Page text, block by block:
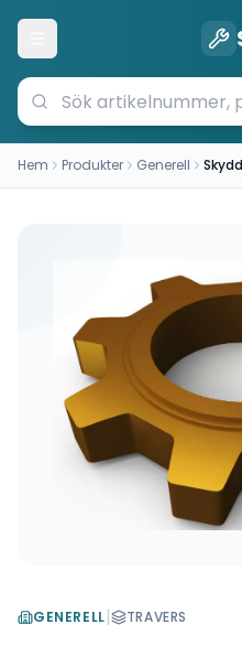
Öppna meny
Hem Produkter Generell
GENERELL| TRAVERS